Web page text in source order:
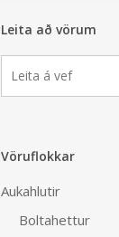
Leita að vörum
Vöruflokkar
Aukahlutir
Boltahettur